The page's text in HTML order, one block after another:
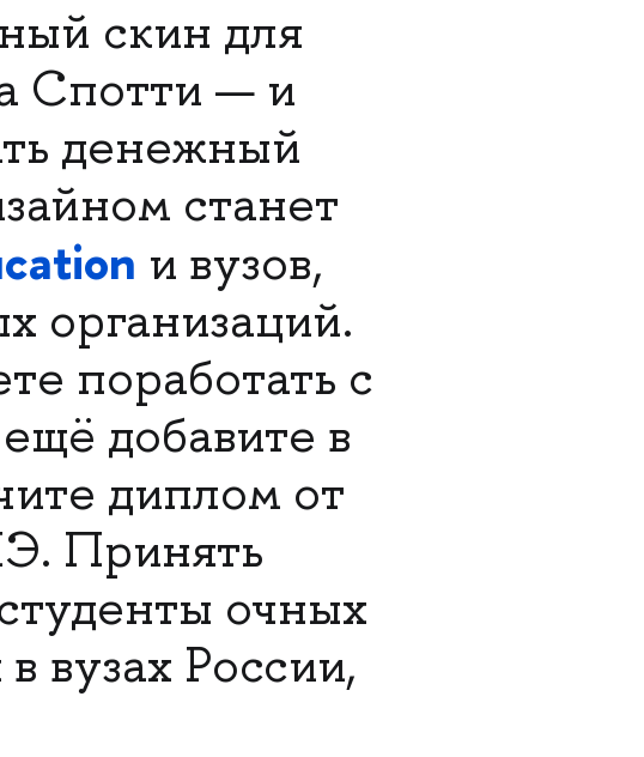
скин для
Спотти — и
денежный
станет
и вузов,
организаций.
поработать с
добавите в
диплом от
Принять
очных
вузах России,